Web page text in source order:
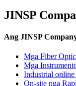
JINSP
Ang JINSP
Mga Fiber
Mga
Industrial
On-site nga